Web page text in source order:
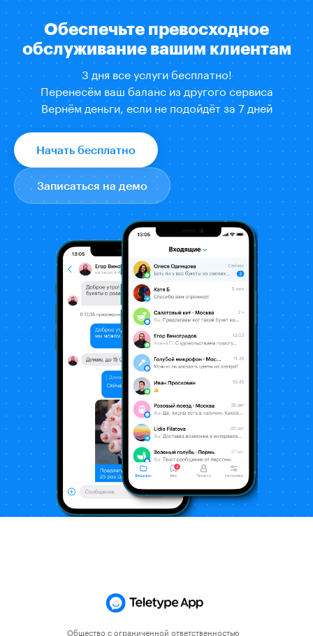
Обеспечьте превосходное
обслуживание вашим клиентам
3 дня все услуги бесплатно!
Перенесём ваш баланс из другого сервиса
Вернём деньги, если не подойдёт за 7 дней
Начать бесплатно
Записаться на демо
Общество с ограниченной ответственностью